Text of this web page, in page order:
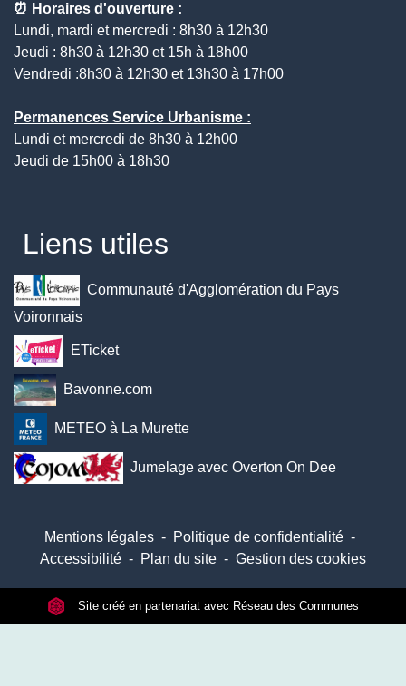
⏰ Horaires d'ouverture :
Lundi, mardi et mercredi : 8h30 à 12h30
Jeudi : 8h30 à 12h30 et 15h à 18h00
Vendredi :8h30 à 12h30 et 13h30 à 17h00
Permanences Service Urbanisme :
Lundi et mercredi de 8h30 à 12h00
Jeudi de 15h00 à 18h30
Liens utiles
Communauté d'Agglomération du Pays
Voironnais
ETicket
Bavonne.com
METEO à La Murette
Jumelage avec Overton On Dee
Mentions légales - Politique de confidentialité -
Accessibilité - Plan du site - Gestion des cookies
Site créé en partenariat avec Réseau des Communes